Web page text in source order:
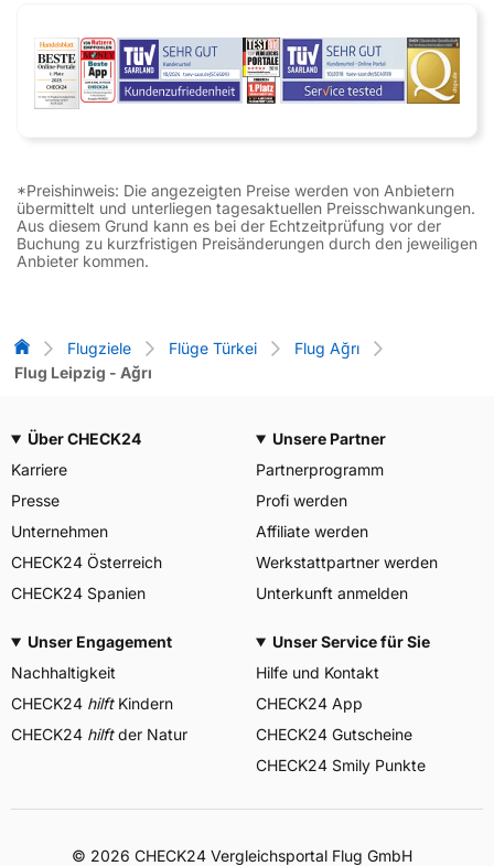
*Preishinweis: Die angezeigten Preise werden von Anbietern
übermittelt und unterliegen tagesaktuellen Preisschwankungen.
Aus diesem Grund kann es bei der Echtzeitprüfung vor der
Buchung zu kurzfristigen Preisänderungen durch den jeweiligen
Anbieter kommen.
Flug-Vergleich
Flugziele Flüge Türkei
Flug Ağrı
Flug Leipzig - Ağrı
Über CHECK24
Karriere
Presse
Unternehmen
CHECK24 Österreich
CHECK24 Spanien
Unsere Partner
Partnerprogramm
Profi werden
Affiliate werden
Werkstattpartner werden
Unterkunft anmelden
Unser Engagement
Nachhaltigkeit
CHECK24 hilftKindern
CHECK24 hilftder Natur
Unser Service für Sie
Hilfe und Kontakt
CHECK24 App
CHECK24 Gutscheine
CHECK24 Smily Punkte
© 2026 CHECK24 Vergleichsportal Flug GmbH